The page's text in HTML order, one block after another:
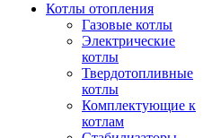
Котлы отопления
Газовые котлы
Электрические
котлы
Твердотопливные
котлы
Комплектующие к
котлам